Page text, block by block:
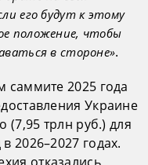
его будут к этому
положение, чтобы
в стороне».
саммите 2025 года
Украине
(7,95 трлн руб.) для
2026–2027 годах.